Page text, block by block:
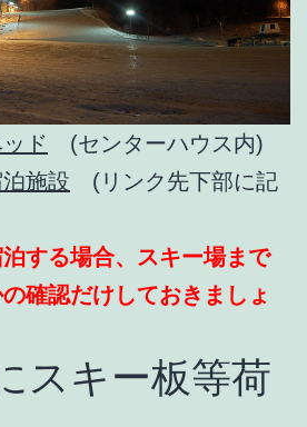
ド (センターハウス内)
施設 (リンク先下部に記
する場合、スキー場まで
確認だけしておきましょ
スキー板等荷